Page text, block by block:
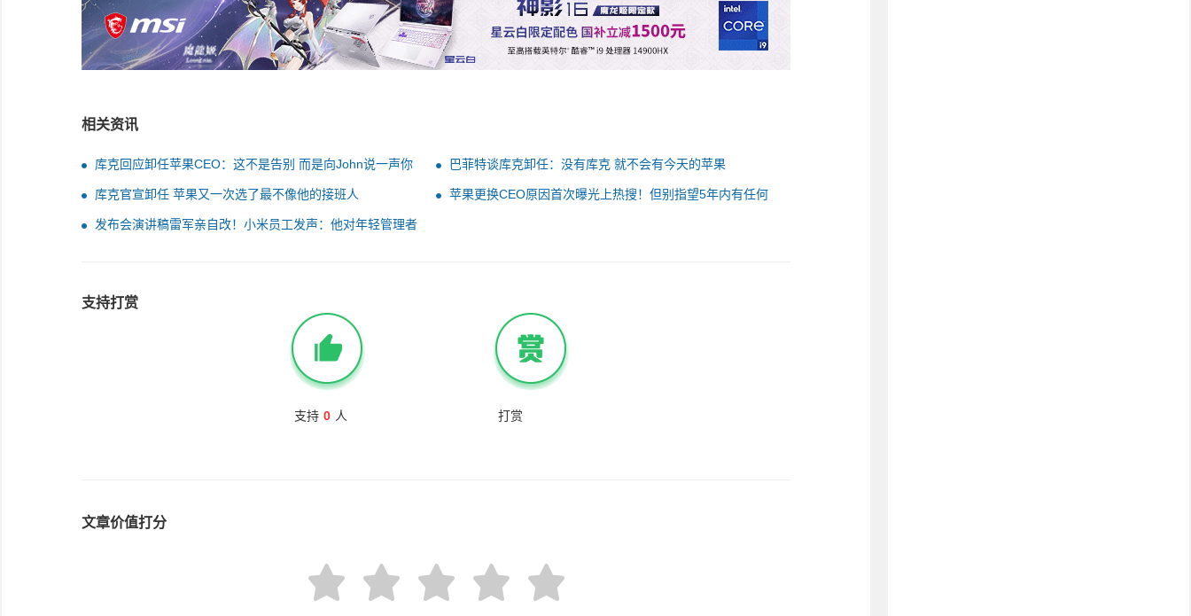
相关资讯
库克回应卸任苹果CEO：这不是告别 而是向John说一声你
巴菲特谈库克卸任：没有库克 就不会有今天的苹果
库克官宣卸任 苹果又一次选了最不像他的接班人
苹果更换CEO原因首次曝光上热搜！但别指望5年内有任何
发布会演讲稿雷军亲自改！小米员工发声：他对年轻管理者
支持打赏
支持 0 人 打赏
文章价值打分